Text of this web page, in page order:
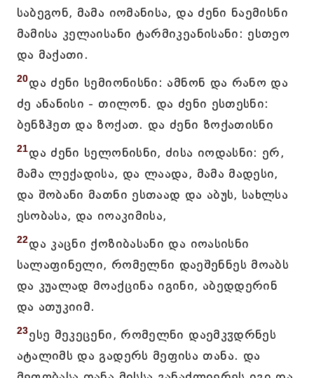
საბეგონ, მამა იომანისა, და ძენი ნაემისნი
მამისა კელაისანი ტარმიკეანისანი: ესთეო
და მაქათი.
20და ძენი სემიონისნი: ამნონ და რანო და
ძე ანანისი - თილონ. და ძენი ესთესნი:
ბენზჰეთ და ზოქათ. და ძენი ზოქათისნი
21და ძენი სელონისნი, ძისა იოდასნი: ერ,
მამა ლექადისა, და ლაადა, მამა მადესი,
და შობანი მათნი ესთაად და აბუს, სახლსა
ესობასა, და იოაკიმისა,
22და კაცნი ქოზიბასანი და იოასისნი
სალაფინელი, რომელნი დაეშენნეს მოაბს
და კუალად მოაქცინა იგინი, აბედდერინ
და ათუკიიმ.
23ესე მეკეცენი, რომელნი დაემკჳდრნეს
ატალიმს და გადერს მეფისა თანა. და